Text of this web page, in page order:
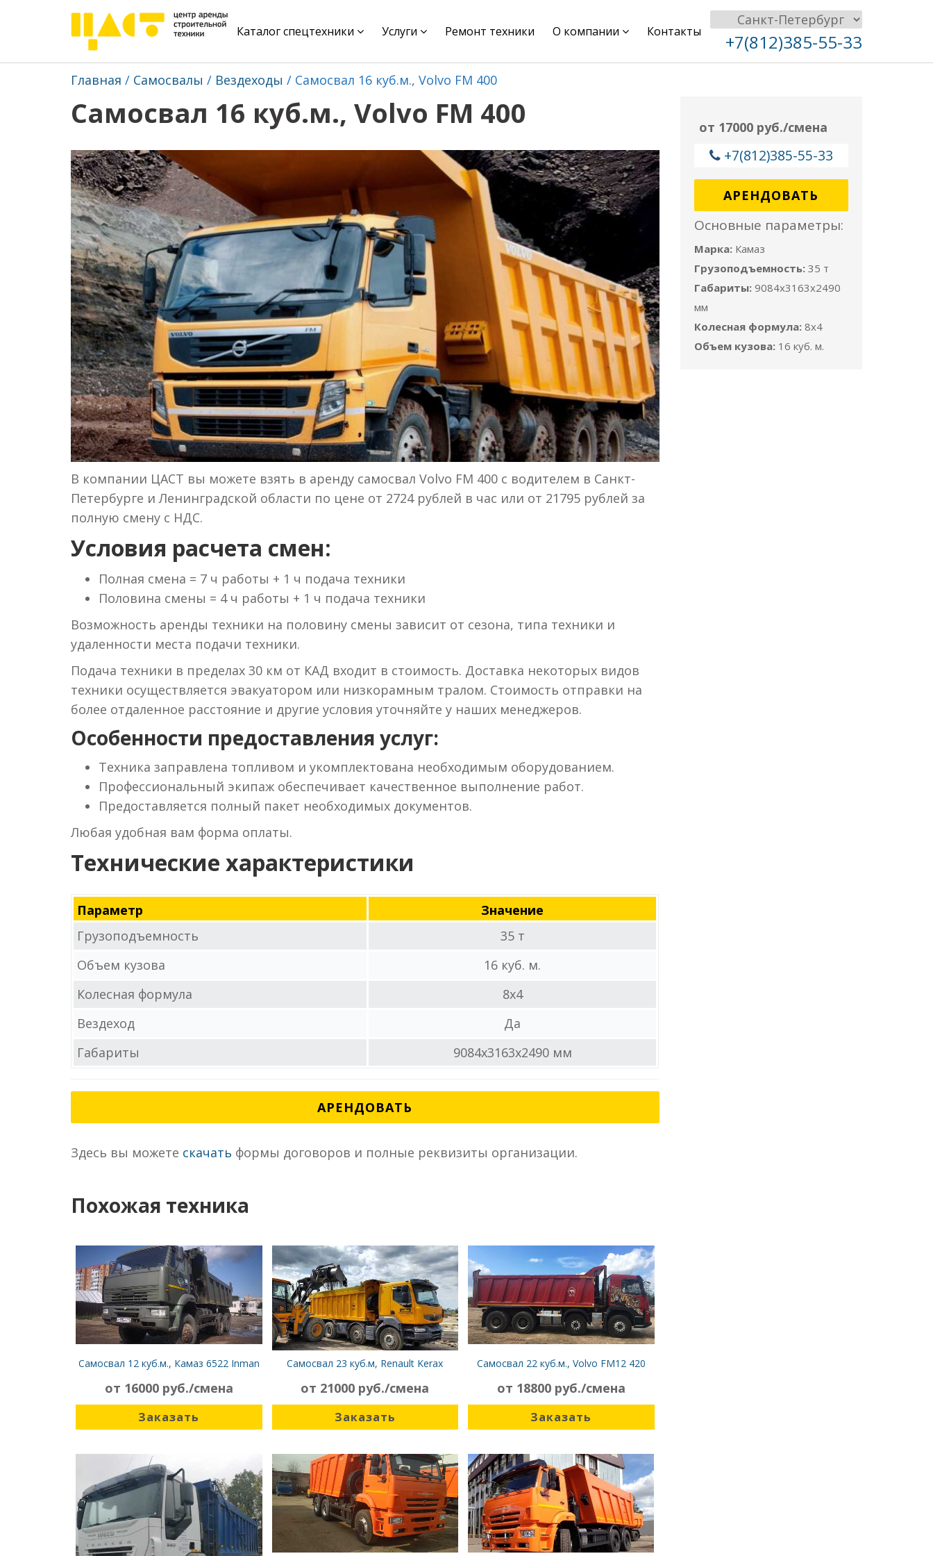
Каталог спецтехники Услуги Ремонт техники О компании Контакты +7(812)385-55-33
Главная Самосвалы Вездеходы Самосвал 16 куб.м., Volvo FM 400
Самосвал 16 куб.м., Volvo FM 400
В компании ЦАСТ вы можете взять в аренду самосвал Volvo FM 400 с водителем в Санкт-
Петербурге и Ленинградской области по цене от 2724 рублей в час или от 21795 рублей за
полную смену с НДС.
Условия расчета смен:
Полная смена = 7 ч работы + 1 ч подача техники
Половина смены = 4 ч работы + 1 ч подача техники
Возможность аренды техники на половину смены зависит от сезона, типа техники и
удаленности места подачи техники.
Подача техники в пределах 30 км от КАД входит в стоимость. Доставка некоторых видов
техники осуществляется эвакуатором или низкорамным тралом. Стоимость отправки на
более отдаленное расстояние и другие условия уточняйте у наших менеджеров.
Особенности предоставления услуг:
Техника заправлена топливом и укомплектована необходимым оборудованием.
Профессиональный экипаж обеспечивает качественное выполнение работ.
Предоставляется полный пакет необходимых документов.
Любая удобная вам форма оплаты.
Технические характеристики
Параметр
Значение
Грузоподъемность
35 т
Объем кузова
16 куб. м.
Колесная формула
8x4
Вездеход
Да
Габариты
9084x3163x2490 мм
АРЕНДОВАТЬ
Здесь вы можете скачать формы договоров и полные реквизиты организации.
Похожая техника
Самосвал 12 куб.м., Камаз 6522 Inman
от 16000 руб./смена
Заказать
Самосвал 23 куб.м, Renault Kerax
от 21000 руб./смена
Заказать
Самосвал 22 куб.м., Volvo FM12 420
от 18800 руб./смена
Заказать
от 17000 руб./смена
+7(812)385-55-33
АРЕНДОВАТЬ
Основные параметры:
Марка: Камаз
Грузоподъемность: 35 т
Габариты: 9084x3163x2490
мм
Колесная формула: 8x4
Объем кузова: 16 куб. м.